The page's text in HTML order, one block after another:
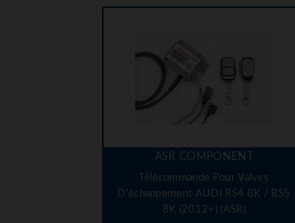
ASR COMPONENT
Télécommande Pour Valves
D'échappement AUDI RS4 8K / RS5
8K (2012+) (ASR)